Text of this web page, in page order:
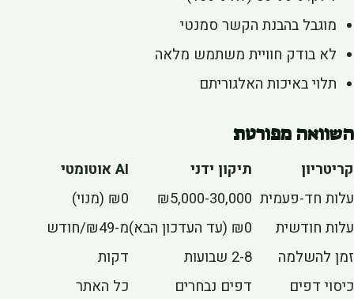
מוגבל בהבנת הקשר סמנטי
לא בודק חוויית משתמש מלאה
תלוי באיכות האלגוריתם
מפורטת
תיקון ידני
AI אוטומטי
חד-פעמית ₪5,000-30,000
₪0 (מנוי)
חודשית
₪0 (עד העדכון הבא)
מ-₪49/חודש
להשלמה
2-8 שבועות
דקות
דפים
דפים נבחרים
כל האתר